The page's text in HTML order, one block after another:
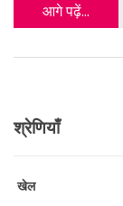
आगे पढ़ें...
श्रेणियाँ
खेल